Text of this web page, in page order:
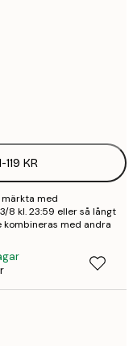
-119 KR
med
8 kl. 23:59 eller så långt
kombineras med andra